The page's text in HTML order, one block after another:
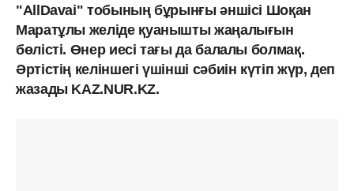
"AllDavai" тобының бұрынғы әншісі Шоқан
Маратұлы желіде қуанышты жаңалығын
бөлісті. Өнер иесі тағы да балалы болмақ.
Әртістің келіншегі үшінші сәбиін күтіп жүр, деп
жазады KAZ.NUR.KZ.